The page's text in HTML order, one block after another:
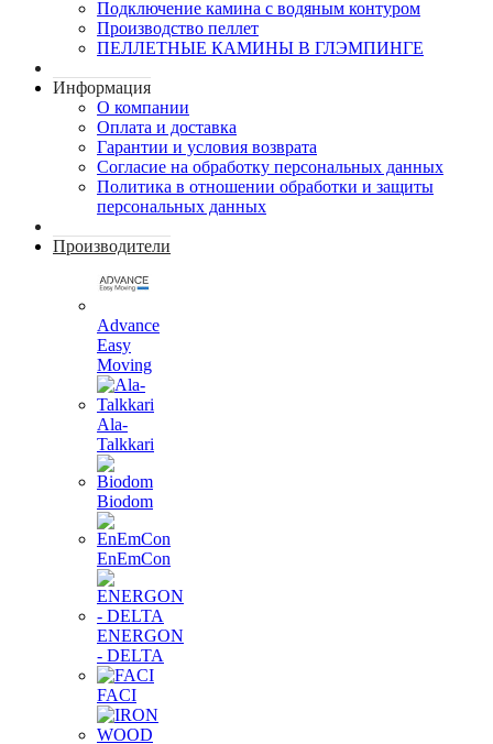
Подключение камина с водяным контуром
Производство пеллет
ПЕЛЛЕТНЫЕ КАМИНЫ В ГЛЭМПИНГЕ
Информация
О компании
Оплата и доставка
Гарантии и условия возврата
Согласие на обработку персональных данных
Политика в отношении обработки и защиты
персональных данных
Производители
Advance
Easy
Moving
Ala-
Talkkari
Biodom
EnEmCon
ENERGON
- DELTA
FACI